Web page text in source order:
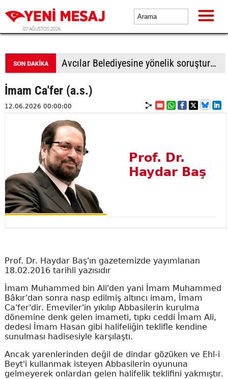
07 AĞUSTOS 2026
Avcılar Belediyesine yönelik soruşturmada 12 kişi adliyede
İmam Ca'fer (a.s.)
12.06.2026 00:00:00
Prof. Dr.
Haydar Baş
Prof. Dr. Haydar Baş'ın gazetemizde yayımlanan
18.02.2016 tarihli yazısıdır
İmam Muhammed bin Ali'den yani İmam Muhammed
Bâkır'dan sonra nasp edilmiş altıncı imam, İmam
Ca'fer'dir. Emeviler'in yıkılıp Abbasilerin kurulma
dönemine denk gelen imameti, tıpkı ceddi İmam Ali,
dedesi İmam Hasan gibi halifeliğin teklifle kendine
sunulması hadisesiyle karşılaştı.
Ancak yarenlerinden değil de dindar gözüken ve Ehl-i
Beyt'i kullanmak isteyen Abbasilerin oyununa
gelmeyerek onlardan gelen halifelik teklifini yakmıştır.